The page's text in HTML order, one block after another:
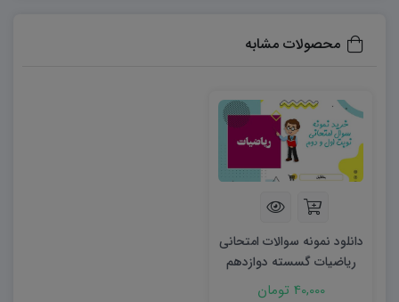
محصولات مشابه
دانلود نمونه سوالات امتحانی
ریاضیات گسسته دوازدهم
نوبت اول ۱۴۰۳ word
40,000 تومان